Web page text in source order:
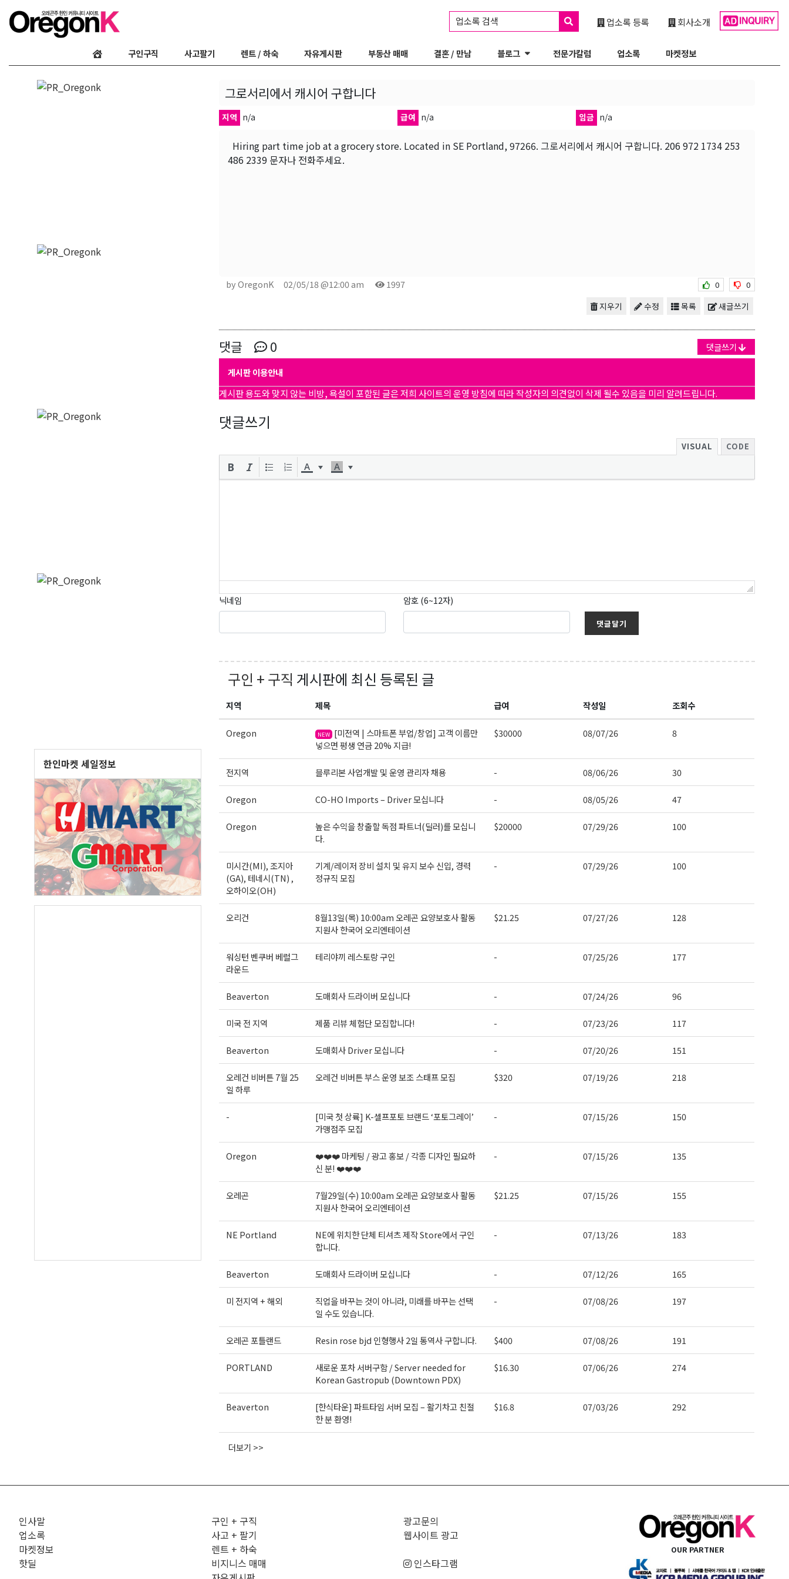
회사소개
업소록 등록
업소록 검색
구인구직 사고팔기 렌트 / 하숙 자유게시판 부동산 매매 결혼 / 만남 블로그 전문가칼럼 업소록 마켓정보
한인마켓 세일정보
그로서리에서 캐시어 구합니다
지역 n/a 급여 n/a 임금 n/a
Hiring part time job at a grocery store. Located in SE Portland, 97266. 그로서리에서 캐시어 구합니다. 206 972 1734 253
486 2339 문자나 전화주세요.
by OregonK 02/05/18 @12:00 am 1997 0 0
새글쓰기
목록
수정
지우기
댓글 0 댓글쓰기
게시판 이용안내
게시판 용도와 맞지 않는 비방, 욕설이 포함된 글은 저희 사이트의 운영 방침에 따라 작성자의 의견없이 삭제 될수 있음을 미리 알려드립니다.
댓글쓰기
VISUAL CODE
닉네임 암호 (6~12자)
댓글달기
구인 + 구직 게시판에 최신 등록된 글
지역 제목 급여 작성일 조회수
Oregon NEW [미전역 | 스마트폰 부업/창업] 고객 이름만
넣으면 평생 연금 20% 지급!
$30000 08/07/26 8
전지역 블루리본 사업개발 및 운영 관리자 채용 - 08/06/26 30
Oregon CO-HO Imports – Driver 모십니다 - 08/05/26 47
Oregon
높은 수익을 창출할 독점 파트너(딜러)를 모십니
다.
$20000 07/29/26 100
미시간(MI), 조지아
(GA), 테네시(TN) ,
오하이오(OH)
기계/레이저 장비 설치 및 유지 보수 신입, 경력
정규직 모집
- 07/29/26 100
오리건
8월13일(목) 10:00am 오레곤 요양보호사 활동
지원사 한국어 오리엔테이션
$21.25 07/27/26 128
워싱턴 벤쿠버 베럴그
라운드
테리야끼 레스토랑 구인 - 07/25/26 177
Beaverton 도매회사 드라이버 모십니다 - 07/24/26 96
미국 전 지역 제품 리뷰 체험단 모집합니다! - 07/23/26 117
Beaverton 도매회사 Driver 모십니다 - 07/20/26 151
오레건 비버튼 7월 25
일 하루
오레건 비버튼 부스 운영 보조 스태프 모집 $320 07/19/26 218
-
[미국 첫 상륙] K-셀프포토 브랜드 ‘포토그레이’
가맹점주 모집
- 07/15/26 150
Oregon
❤️❤️❤️ 마케팅 / 광고 홍보 / 각종 디자인 필요하
신 분! ❤️❤️❤️
- 07/15/26 135
오레곤
7월29일(수) 10:00am 오레곤 요양보호사 활동
지원사 한국어 오리엔테이션
$21.25 07/15/26 155
NE Portland
NE에 위치한 단체 티셔츠 제작 Store에서 구인
합니다.
- 07/13/26 183
Beaverton 도매회사 드라이버 모십니다 - 07/12/26 165
미 전지역 + 해외
직업을 바꾸는 것이 아니라, 미래를 바꾸는 선택
일 수도 있습니다.
- 07/08/26 197
오레곤 포틀랜드 Resin rose bjd 인형행사 2일 통역사 구합니다. $400 07/08/26 191
PORTLAND
새로운 포차 서버구함 / Server needed for
Korean Gastropub (Downtown PDX)
$16.30 07/06/26 274
Beaverton
[한식타운] 파트타임 서버 모집 – 활기차고 친절
한 분 환영!
$16.8 07/03/26 292
더보기 >>
인사말
업소록
마켓정보
핫딜
구인 + 구직
사고 + 팔기
렌트 + 하숙
비지니스 매매
광고문의
웹사이트 광고
인스타그램
OUR PARTNER
오레곤K 뉴스레터 구독
매주 오레곤K 뉴스레터를 통해 다양한 로컬소식과 오레곤 한인 사회 정보를 받아
보실수 있습니다.
First Name
Last Name
By submitting this form, you are consenting to receive KCR Media Group from: KCR Media Group, 23416 Hwy 99
Suite A, Edmonds, WA, 98026, US, https://wowseattle.com. You can revoke your consent to receive emails at any time
by using the SafeUnsubscribe® link, found at the bottom of every email.
Emails are serviced by Constant Contact.
Our Privacy Policy.
오레곤K 뉴스레터 구독하기!